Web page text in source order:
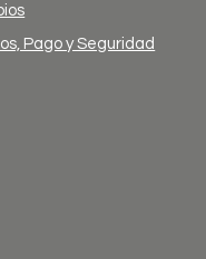
Pago y Seguridad